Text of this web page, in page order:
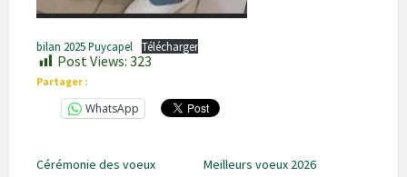
bilan 2025 Puycapel Télécharger
Post Views: 323
Partager :
WhatsApp
Cérémonie des voeux Meilleurs voeux 2026